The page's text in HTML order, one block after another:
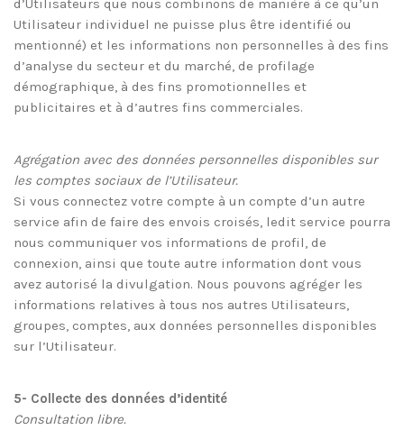
Utilisateur individuel ne puisse plus être identifié ou
mentionné) et les informations non personnelles à des fins
d’analyse du secteur et du marché, de profilage
démographique, à des fins promotionnelles et
publicitaires et à d’autres fins commerciales.
Agrégation avec des données personnelles disponibles sur
les comptes sociaux de l’Utilisateur.
Si vous connectez votre compte à un compte d’un autre
service afin de faire des envois croisés, ledit service pourra
nous communiquer vos informations de profil, de
connexion, ainsi que toute autre information dont vous
avez autorisé la divulgation. Nous pouvons agréger les
informations relatives à tous nos autres Utilisateurs,
groupes, comptes, aux données personnelles disponibles
sur l’Utilisateur.
5- Collecte des données d’identité
Consultation libre.